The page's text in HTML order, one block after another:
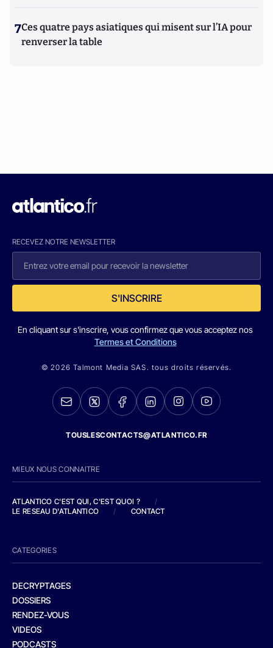
7Ces quatre pays asiatiques qui misent sur l’IA pour
renverser la table
RECEVEZ NOTRE NEWSLETTER
S'INSCRIRE
En cliquant sur s'inscrire, vous confirmez que vous acceptez nos
Termes et Conditions
© 2026 Talmont Media SAS. tous droits réservés.
TOUSLESCONTACTS@ATLANTICO.FR
MIEUX NOUS CONNAITRE
ATLANTICO C'EST QUI, C'EST QUOI ?
/
LE RESEAU D'ATLANTICO
/ CONTACT
CATEGORIES
DECRYPTAGES
DOSSIERS
RENDEZ-VOUS
VIDEOS
PODCASTS